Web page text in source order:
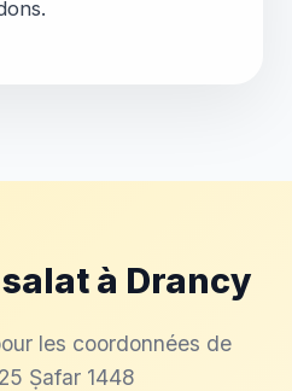
à Drancy
les coordonnées de
Ṣafar 1448